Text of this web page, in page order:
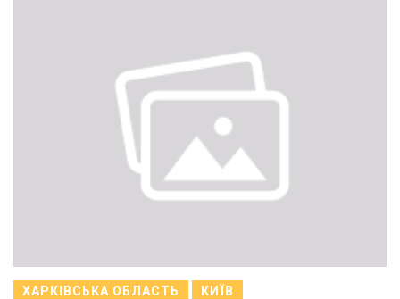
ХАРКІВСЬКА ОБЛАСТЬ КИЇВ